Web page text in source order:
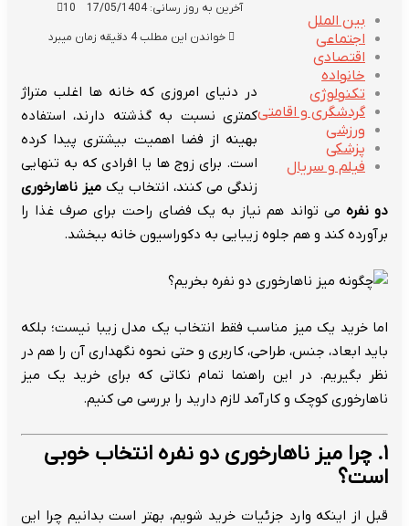
بین الملل
اجتماعی
اقتصادی
خانواده
تکنولوژی
گردشگری و اقامتی
ورزشی
پزشکی
فیلم و سریال
آخرین به روز رسانی: 17/05/1404
10
خواندن این مطلب 4 دقیقه زمان میبرد
در دنیای امروزی که خانه ها اغلب متراژ
کمتری نسبت به گذشته دارند، استفاده
بهینه از فضا اهمیت بیشتری پیدا کرده
است. برای زوج ها یا افرادی که به تنهایی
زندگی می کنند، انتخاب یک میز ناهارخوری
دو نفره می تواند هم نیاز به یک فضای راحت برای صرف غذا را
برآورده کند و هم جلوه زیبایی به دکوراسیون خانه ببخشد.
اما خرید یک میز مناسب فقط انتخاب یک مدل زیبا نیست؛ بلکه
باید ابعاد، جنس، طراحی، کاربری و حتی نحوه نگهداری آن را هم در
نظر بگیریم. در این راهنما تمام نکاتی که برای خرید یک میز
ناهارخوری کوچک و کارآمد لازم دارید را بررسی می کنیم.
۱. چرا میز ناهارخوری دو نفره انتخاب خوبی
است؟
قبل از اینکه وارد جزئیات خرید شویم، بهتر است بدانیم چرا این